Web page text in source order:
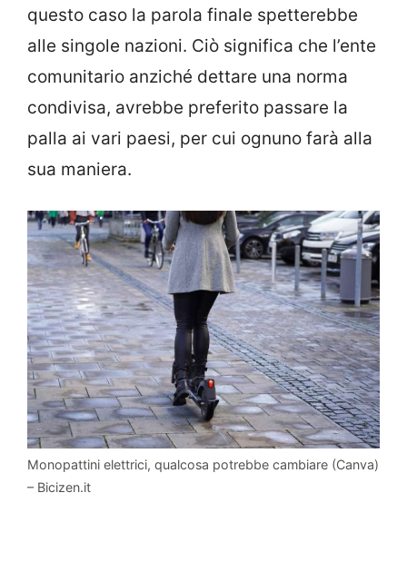
questo caso la parola finale spetterebbe
alle singole nazioni. Ciò significa che l’ente
comunitario anziché dettare una norma
condivisa, avrebbe preferito passare la
palla ai vari paesi, per cui ognuno farà alla
sua maniera.
Monopattini elettrici, qualcosa potrebbe cambiare (Canva)
– Bicizen.it